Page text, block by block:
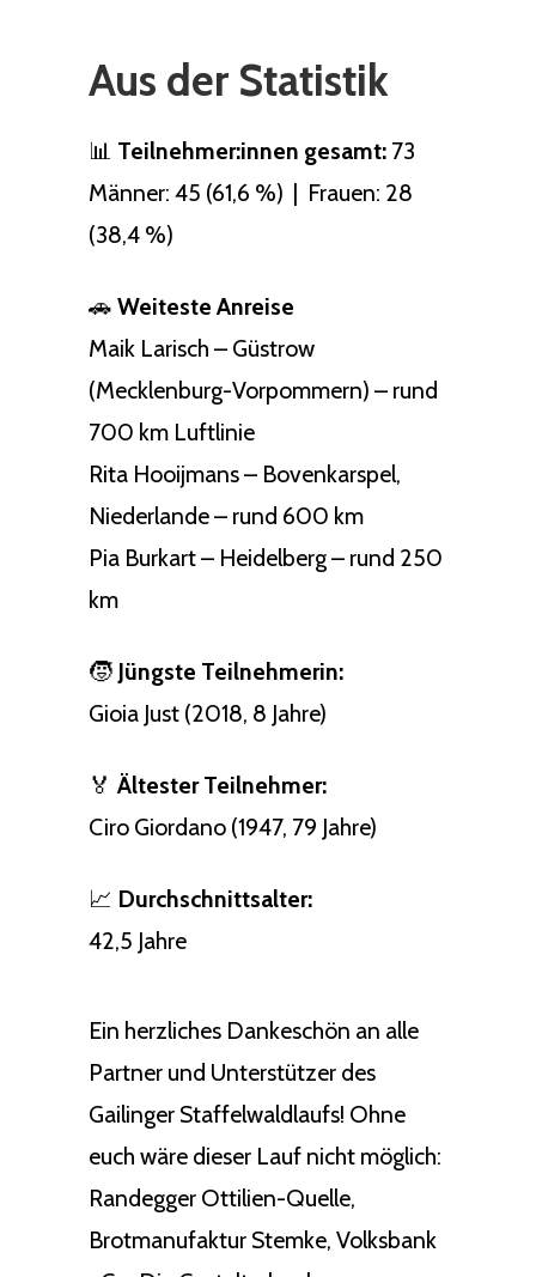
Aus der Statistik
📊 Teilnehmer:innen gesamt: 73
Männer: 45 (61,6 %) | Frauen: 28
(38,4 %)
🚗 Weiteste Anreise
Maik Larisch – Güstrow
(Mecklenburg-Vorpommern) – rund
700 km Luftlinie
Rita Hooijmans – Bovenkarspel,
Niederlande – rund 600 km
Pia Burkart – Heidelberg – rund 250
km
🧒 Jüngste Teilnehmerin:
Gioia Just (2018, 8 Jahre)
🏅 Ältester Teilnehmer:
Ciro Giordano (1947, 79 Jahre)
📈 Durchschnittsalter:
42,5 Jahre
Ein herzliches Dankeschön an alle
Partner und Unterstützer des
Gailinger Staffelwaldlaufs! Ohne
euch wäre dieser Lauf nicht möglich:
Randegger Ottilien-Quelle,
Brotmanufaktur Stemke, Volksbank